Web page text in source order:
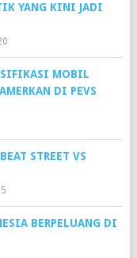
YANG KINI JADI
MOBIL
DI PEVS
STREET VS
BERPELUANG DI